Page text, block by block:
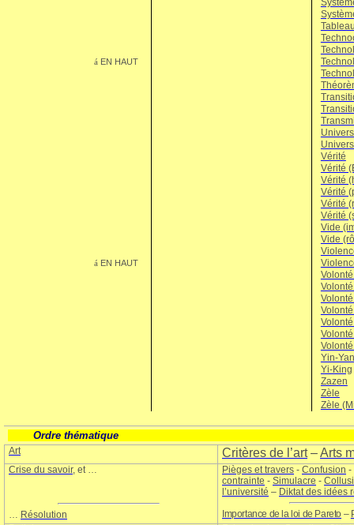
á EN HAUT
Vérité
Vérité
Vérité
Vérité
Vérité
Vérité
Vide
Vide
á EN HAUT
Yin-
Yi-King
Zazen
Zèle
Zèle
Ordre thématique
Art Critères de l’art–Arts
Crise du savoir, et …
… Résolution
Pièges et travers - Confusion -
contrainte - Simulacre -
l’université – Diktat des idées
Importance de la loi de Pareto –